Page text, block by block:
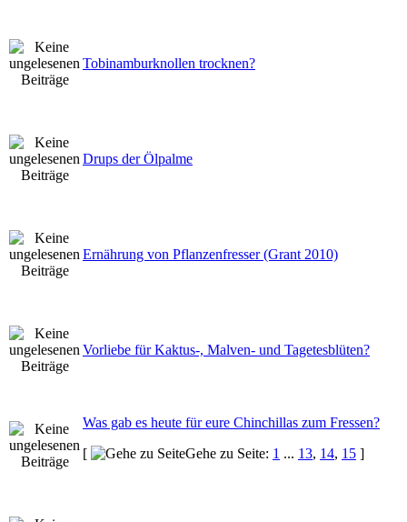
Tobinamburknollen trocknen?
Drups der Ölpalme
Ernährung von Pflanzenfresser (Grant 2010)
Vorliebe für Kaktus-, Malven- und Tagetesblüten?
Was gab es heute für eure Chinchillas zum Fressen?
[
Gehe zu Seite: 1 ... 13, 14, 15 ]